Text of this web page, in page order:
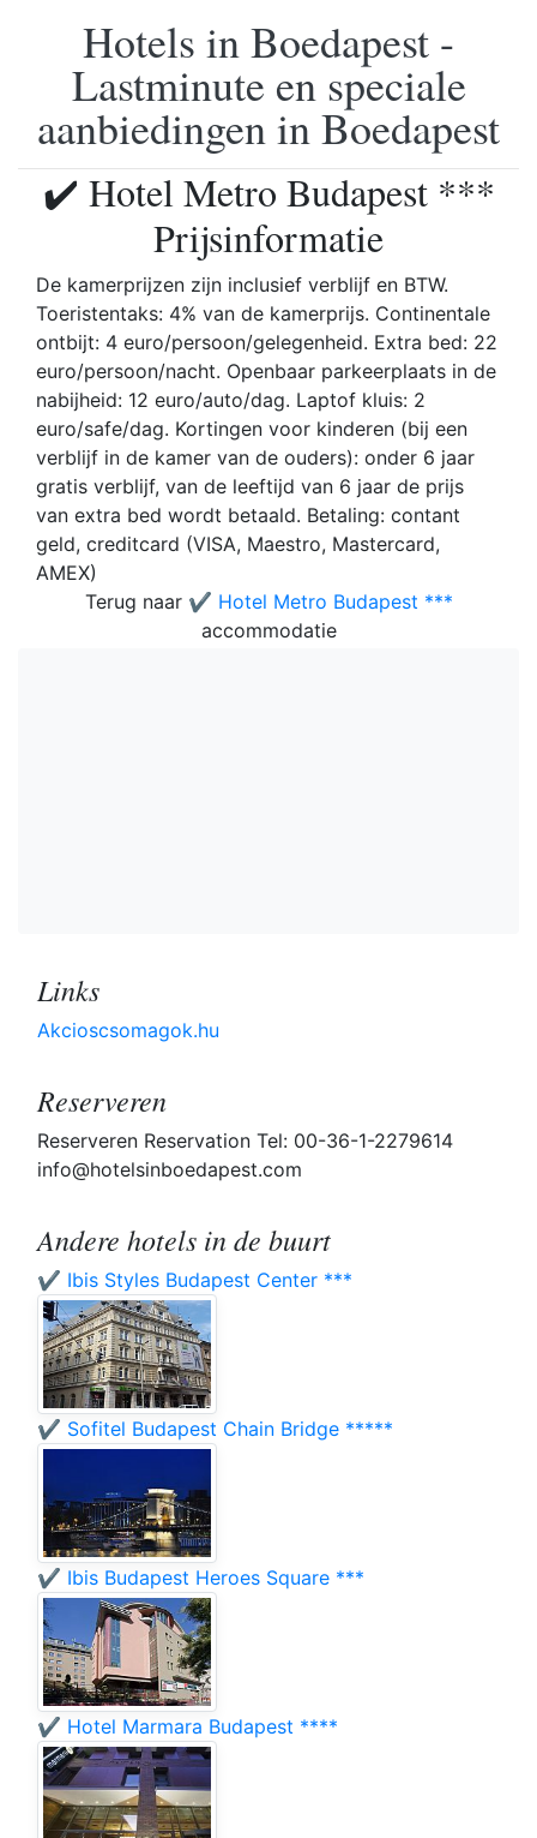
Hotels in Boedapest -
Lastminute en speciale
aanbiedingen in Boedapest
✔️ Hotel Metro Budapest ***
Prijsinformatie
De kamerprijzen zijn inclusief verblijf en BTW.
Toeristentaks: 4% van de kamerprijs. Continentale
ontbijt: 4 euro/persoon/gelegenheid. Extra bed: 22
euro/persoon/nacht. Openbaar parkeerplaats in de
nabijheid: 12 euro/auto/dag. Laptof kluis: 2
euro/safe/dag. Kortingen voor kinderen (bij een
verblijf in de kamer van de ouders): onder 6 jaar
gratis verblijf, van de leeftijd van 6 jaar de prijs
van extra bed wordt betaald. Betaling: contant
geld, creditcard (VISA, Maestro, Mastercard,
AMEX)
Terug naar ✔️ Hotel Metro Budapest ***
accommodatie
Links
Akcioscsomagok.hu
Reserveren
Reserveren Reservation Tel: 00-36-1-2279614
info@hotelsinboedapest.com
Andere hotels in de buurt
✔️ Ibis Styles Budapest Center ***
✔️ Sofitel Budapest Chain Bridge *****
✔️ Ibis Budapest Heroes Square ***
✔️ Hotel Marmara Budapest ****